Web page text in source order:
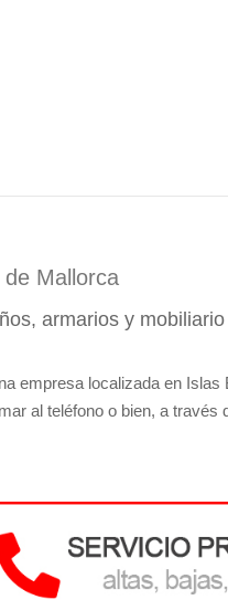
Mallorca
armarios y mobiliario
empresa localizada en
al teléfono o bien, a través